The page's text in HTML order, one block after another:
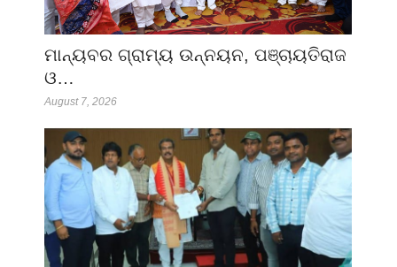
ମାନ୍ୟବର ଗ୍ରାମ୍ୟ ଉନ୍ନୟନ, ପଞ୍ଚାୟତିରାଜ
ଓ…
August 7, 2026